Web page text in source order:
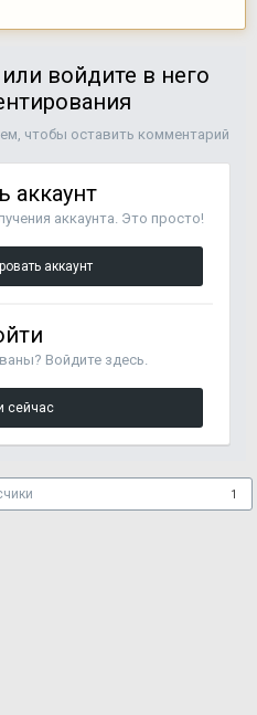
войдите в него
чтобы оставить комментарий
аккаунт
аккаунта. Это просто!
аккаунт
Войдите здесь.
сейчас
1